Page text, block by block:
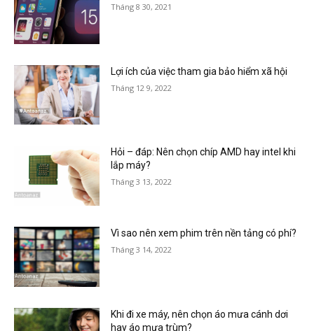
Tháng 8 30, 2021
Lợi ích của việc tham gia bảo hiểm xã hội
Tháng 12 9, 2022
Hỏi – đáp: Nên chọn chíp AMD hay intel khi
lắp máy?
Tháng 3 13, 2022
Vì sao nên xem phim trên nền tảng có phí?
Tháng 3 14, 2022
Khi đi xe máy, nên chọn áo mưa cánh dơi
hay áo mưa trùm?